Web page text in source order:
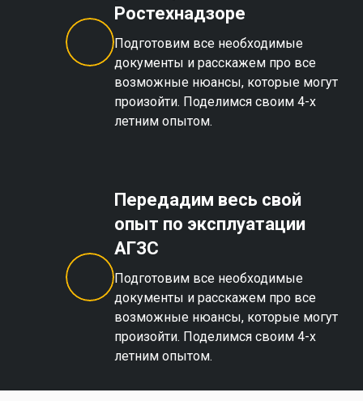
Ростехнадзоре
Подготовим все необходимые
документы и расскажем про все
возможные нюансы, которые могут
произойти. Поделимся своим 4-х
летним опытом.
Передадим весь свой
опыт по эксплуатации
АГЗС
Подготовим все необходимые
документы и расскажем про все
возможные нюансы, которые могут
произойти. Поделимся своим 4-х
летним опытом.